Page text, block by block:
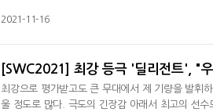
고배를 마신 '딜리전트'는 드디어 올해 세 번째 도
2021-11-16
[SWC2021] 최강 등극 '딜리전트', "
최강으로 평가받고도 큰 무대에서 제 기량을 발휘
울 정도로 많다. 극도의 긴장감 아래서 최고의 선